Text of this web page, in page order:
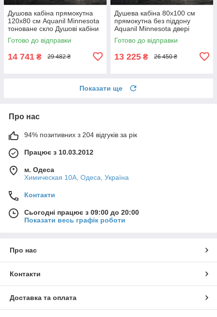
Душова кабіна прямокутна
120x80 см Aquanil Minnesota
тоноване скло Душові кабіни
120x80 см
Готово до відправки
14 741 ₴ 29 482 ₴
Душева кабіна 80x100 см
прямокутна без піддону
Aquanil Minnesota двері
розсувні
Готово до відправки
13 225 ₴ 26 450 ₴
Показати ще
Про нас
94% позитивних з 204 відгуків за рік
Працює з 10.03.2012
м. Одеса
Химическая 10А, Одеса, Україна
Контакти
Сьогодні працює з 09:00 до 20:00
Показати весь графік роботи
Про нас
Контакти
Доставка та оплата